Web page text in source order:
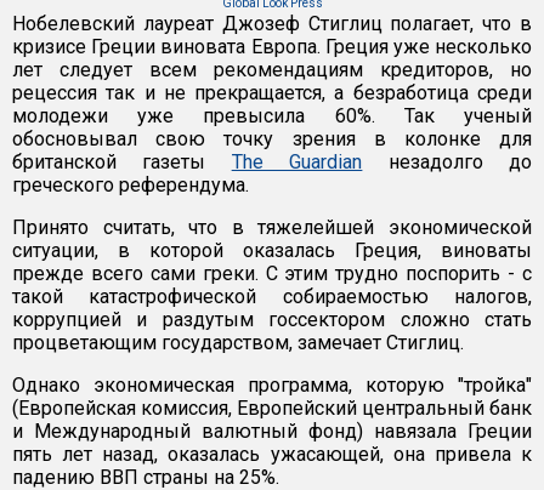
Нобелевский лауреат Джозеф Стиглиц полагает, что в
кризисе Греции виновата Европа. Греция уже несколько
лет следует всем рекомендациям кредиторов, но
рецессия так и не прекращается, а безработица среди
молодежи уже превысила 60%. Так ученый
обосновывал свою точку зрения в колонке для
британской газеты The Guardian незадолго до
греческого референдума.
Принято считать, что в тяжелейшей экономической
ситуации, в которой оказалась Греция, виноваты
прежде всего сами греки. С этим трудно поспорить - с
такой катастрофической собираемостью налогов,
коррупцией и раздутым госсектором сложно стать
процветающим государством, замечает Стиглиц.
Однако экономическая программа, которую "тройка"
(Европейская комиссия, Европейский центральный банк
и Международный валютный фонд) навязала Греции
пять лет назад, оказалась ужасающей, она привела к
падению ВВП страны на 25%.